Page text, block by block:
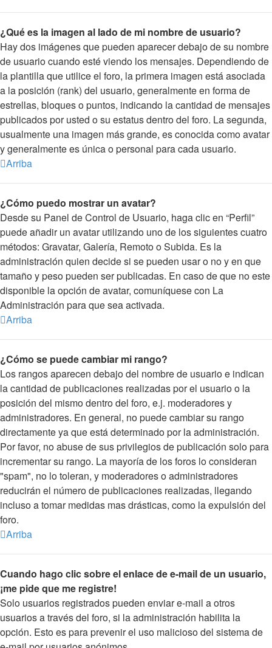
¿Qué es la imagen al lado de mi nombre de usuario?
Hay dos imágenes que pueden aparecer debajo de su nombre
de usuario cuando esté viendo los mensajes. Dependiendo de
la plantilla que utilice el foro, la primera imagen está asociada
a la posición (rank) del usuario, generalmente en forma de
estrellas, bloques o puntos, indicando la cantidad de mensajes
publicados por usted o su estatus dentro del foro. La segunda,
usualmente una imagen más grande, es conocida como avatar
y generalmente es única o personal para cada usuario.
Arriba
¿Cómo puedo mostrar un avatar?
Desde su Panel de Control de Usuario, haga clic en “Perfil”
puede añadir un avatar utilizando uno de los siguientes cuatro
métodos: Gravatar, Galería, Remoto o Subida. Es la
administración quien decide si se pueden usar o no y en que
tamaño y peso pueden ser publicadas. En caso de que no este
disponible la opción de avatar, comuníquese con La
Administración para que sea activada.
Arriba
¿Cómo se puede cambiar mi rango?
Los rangos aparecen debajo del nombre de usuario e indican
la cantidad de publicaciones realizadas por el usuario o la
posición del mismo dentro del foro, e.j. moderadores y
administradores. En general, no puede cambiar su rango
directamente ya que está determinado por la administración.
Por favor, no abuse de sus privilegios de publicación solo para
incrementar su rango. La mayoría de los foros lo consideran
"spam", no lo toleran, y moderadores o administradores
reducirán el número de publicaciones realizadas, llegando
incluso a tomar medidas mas drásticas, como la expulsión del
foro.
Arriba
Cuando hago clic sobre el enlace de e-mail de un usuario,
¡me pide que me registre!
Solo usuarios registrados pueden enviar e-mail a otros
usuarios a través del foro, si la administración habilita la
opción. Esto es para prevenir el uso malicioso del sistema de